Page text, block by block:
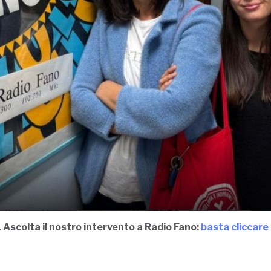
Ascolta il nostro intervento a Radio Fano: basta cliccare